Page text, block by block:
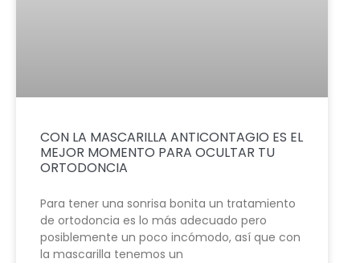
CON LA MASCARILLA ANTICONTAGIO ES EL
MEJOR MOMENTO PARA OCULTAR TU
ORTODONCIA
Para tener una sonrisa bonita un tratamiento
de ortodoncia es lo más adecuado pero
posiblemente un poco incómodo, así que con
la mascarilla tenemos un